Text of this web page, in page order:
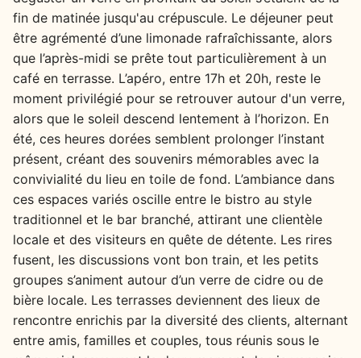
fin de matinée jusqu'au crépuscule. Le déjeuner peut
être agrémenté d’une limonade rafraîchissante, alors
que l’après-midi se prête tout particulièrement à un
café en terrasse. L’apéro, entre 17h et 20h, reste le
moment privilégié pour se retrouver autour d'un verre,
alors que le soleil descend lentement à l’horizon. En
été, ces heures dorées semblent prolonger l’instant
présent, créant des souvenirs mémorables avec la
convivialité du lieu en toile de fond. L’ambiance dans
ces espaces variés oscille entre le bistro au style
traditionnel et le bar branché, attirant une clientèle
locale et des visiteurs en quête de détente. Les rires
fusent, les discussions vont bon train, et les petits
groupes s’animent autour d’un verre de cidre ou de
bière locale. Les terrasses deviennent des lieux de
rencontre enrichis par la diversité des clients, alternant
entre amis, familles et couples, tous réunis sous le